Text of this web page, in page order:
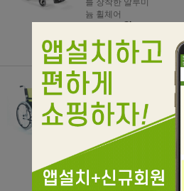
늄 휠체어
480,000원
4,800원 적립
[대세엠케어] 알
루미늄 휠체어 P
ARTNER K0
기본형 알루미늄
200,000원